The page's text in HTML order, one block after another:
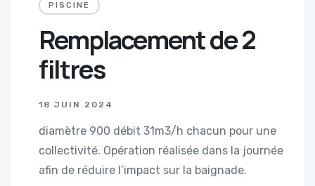
PISCINE
Remplacement de 2
filtres
18 JUIN 2024
diamètre 900 débit 31m3/h chacun pour une
collectivité. Opération réalisée dans la journée
afin de réduire l’impact sur la baignade.